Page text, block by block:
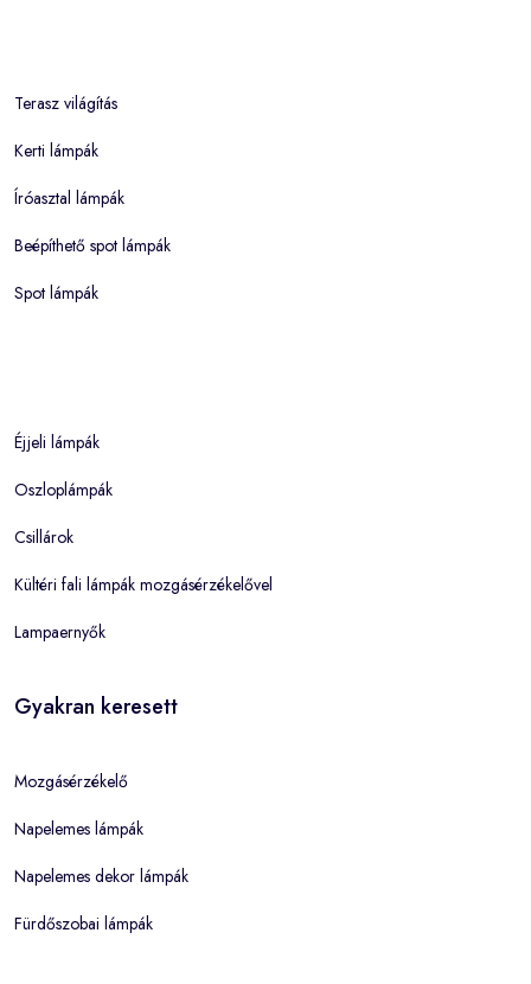
Terasz világítás
Kerti lámpák
Íróasztal lámpák
Beépíthető spot lámpák
Spot lámpák
Éjjeli lámpák
Oszloplámpák
Csillárok
Kültéri fali lámpák mozgásérzékelővel
Lampaernyők
Gyakran keresett
Mozgásérzékelő
Napelemes lámpák
Napelemes dekor lámpák
Fürdőszobai lámpák